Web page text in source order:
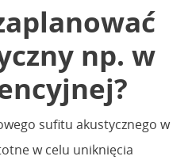
np. w
sufitu akustycznego w
w celu uniknięcia